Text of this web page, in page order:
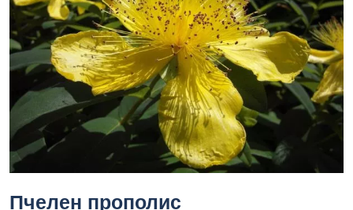
Пчелен прополис